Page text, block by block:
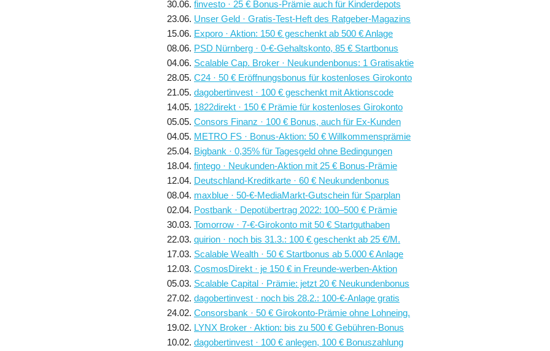
30.06. finvesto · 25 € Bonus-Prämie auch für Kinderdepots
23.06. Unser Geld · Gratis-Test-Heft des Ratgeber-Magazins
15.06. Exporo · Aktion: 150 € geschenkt ab 500 € Anlage
08.06. PSD Nürnberg · 0-€-Gehaltskonto, 85 € Startbonus
04.06. Scalable Cap. Broker · Neukundenbonus: 1 Gratisaktie
28.05. C24 · 50 € Eröffnungsbonus für kostenloses Girokonto
21.05. dagobertinvest · 100 € geschenkt mit Aktionscode
14.05. 1822direkt · 150 € Prämie für kostenloses Girokonto
05.05. Consors Finanz · 100 € Bonus, auch für Ex-Kunden
04.05. METRO FS · Bonus-Aktion: 50 € Willkommensprämie
25.04. Bigbank · 0,35% für Tagesgeld ohne Bedingungen
18.04. fintego · Neukunden-Aktion mit 25 € Bonus-Prämie
12.04. Deutschland-Kreditkarte · 60 € Neukundenbonus
08.04. maxblue · 50-€-MediaMarkt-Gutschein für Sparplan
02.04. Postbank · Depotübertrag 2022: 100–500 € Prämie
30.03. Tomorrow · 7-€-Girokonto mit 50 € Startguthaben
22.03. quirion · noch bis 31.3.: 100 € geschenkt ab 25 €/M.
17.03. Scalable Wealth · 50 € Startbonus ab 5.000 € Anlage
12.03. CosmosDirekt · je 150 € in Freunde-werben-Aktion
05.03. Scalable Capital · Prämie: jetzt 20 € Neukundenbonus
27.02. dagobertinvest · noch bis 28.2.: 100-€-Anlage gratis
24.02. Consorsbank · 50 € Girokonto-Prämie ohne Lohneing.
19.02. LYNX Broker · Aktion: bis zu 500 € Gebühren-Bonus
10.02. dagobertinvest · 100 € anlegen, 100 € Bonuszahlung